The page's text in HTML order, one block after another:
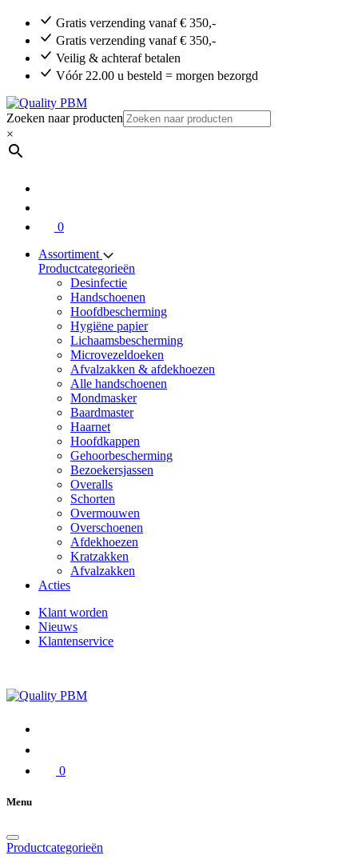
Gratis verzending vanaf € 350,-
Gratis verzending vanaf € 350,-
Veilig & achteraf betalen
Vóór 22.00 u besteld = morgen bezorgd
Zoeken naar producten
×
0
Assortiment
Productcategorieën
Desinfectie
Handschoenen
Hoofdbescherming
Hygiëne papier
Lichaamsbescherming
Microvezeldoeken
Afvalzakken & afdekhoezen
Alle handschoenen
Mondmasker
Baardmaster
Haarnet
Hoofdkappen
Gehoorbescherming
Bezoekersjassen
Overalls
Schorten
Overmouwen
Overschoenen
Afdekhoezen
Kratzakken
Afvalzakken
Acties
Klant worden
Nieuws
Klantenservice
0
Menu
Productcategorieën